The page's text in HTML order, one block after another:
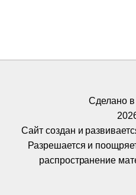
Сделано
Сайт создан и
Разрешается и
распространение